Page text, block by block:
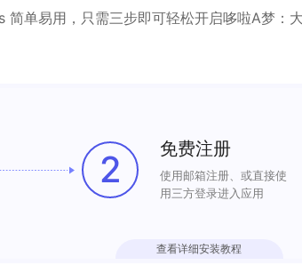
简单易用，只需三步即可轻松开启哆啦A梦：
2 免费注册
使用邮箱注册、或直接使
用三方登录进入应用
查看详细安装教程